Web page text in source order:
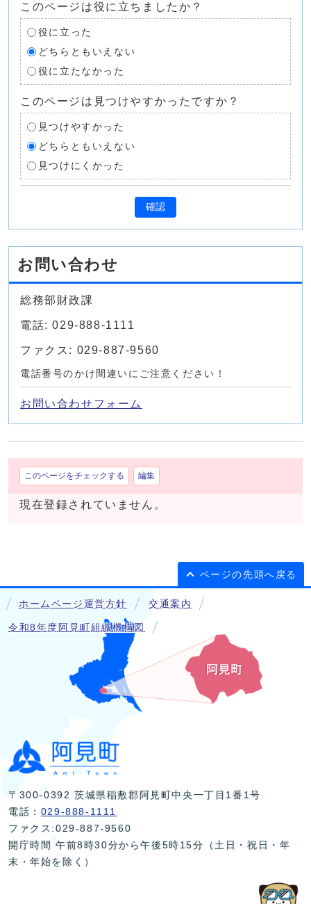
このページは役に立ちましたか？
役に立った
どちらともいえない
役に立たなかった
このページは見つけやすかったですか？
見つけやすかった
どちらともいえない
見つけにくかった
確認
お問い合わせ
総務部財政課
電話: 029-888-1111
ファクス: 029-887-9560
電話番号のかけ間違いにご注意ください！
お問い合わせフォーム
このページをチェックする 編集
現在登録されていません。
ページの先頭へ戻る
ホームページ運営方針 交通案内
令和8年度阿見町組織機構図
〒300-0392 茨城県稲敷郡阿見町中央一丁目1番1号
電話： 029-888-1111
ファクス:029-887-9560
開庁時間 午前8時30分から午後5時15分（土日・祝日・年
末・年始を除く）